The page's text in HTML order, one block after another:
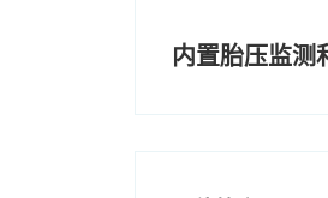
内置胎压监测